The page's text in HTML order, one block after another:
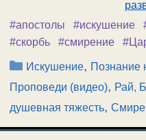
#апостолы
#искушение
#скорбь
#смирение
Рубрики
Искушение, Познание
Проповеди (видео), Рай,
душевная тяжесть,